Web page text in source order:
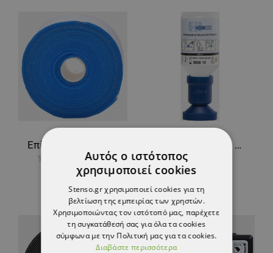
17,24 €
Συσκευή πλύσης οφθαλμών PLUM EYEWASH 4.9%
17,98 €
Αυτός ο ιστότοπος
χρησιμοποιεί cookies
Stenso.gr χρησιμοποιεί cookies για τη
βελτίωση της εμπειρίας των χρηστών.
Χρησιμοποιώντας τον ιστότοπό μας, παρέχετε
τη συγκατάθεσή σας για όλα τα cookies
σύμφωνα με την Πολιτική μας για τα cookies.
Διαβάστε περισσότερα